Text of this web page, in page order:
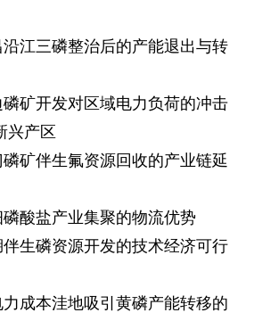
江三磷整治后的产能退出与转
矿开发对区域电力负荷的冲击
兴产区
矿伴生氟资源回收的产业链延
酸盐产业集聚的物流优势
生磷资源开发的技术经济可行
成本洼地吸引黄磷产能转移的